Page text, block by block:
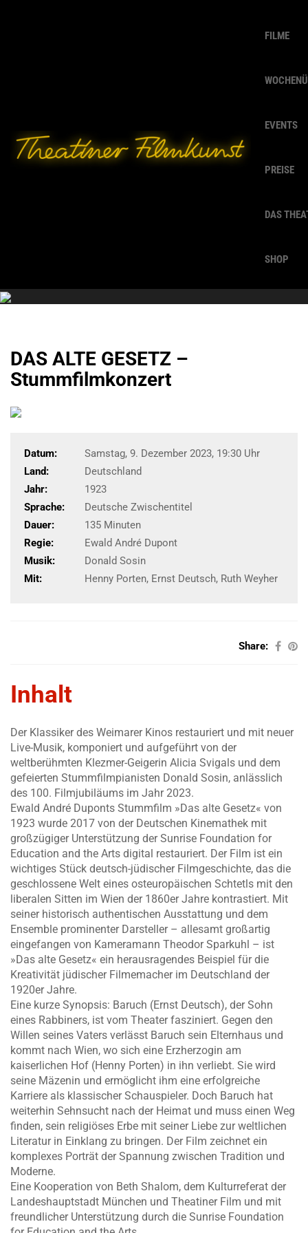
FILME
EVENTS
PREISE
DAS
SHOP
DAS ALTE GESETZ –
Stummfilmkonzert
Datum:
Samstag, 9. Dezember 2023, 19:30 Uhr
Land:
Deutschland
Jahr:
1923
Sprache:
Deutsche Zwischentitel
Dauer:
135 Minuten
Regie:
Ewald André Dupont
Musik:
Donald Sosin
Mit:
Henny Porten, Ernst Deutsch, Ruth Weyher
Share:
Inhalt
Der Klassiker des Weimarer Kinos restauriert und mit neuer
Live-Musik, komponiert und aufgeführt von der
weltberühmten Klezmer-Geigerin Alicia Svigals und dem
gefeierten Stummfilmpianisten Donald Sosin, anlässlich
des 100. Filmjubiläums im Jahr 2023.
Ewald André Duponts Stummfilm »Das alte Gesetz« von
1923 wurde 2017 von der Deutschen Kinemathek mit
großzügiger Unterstützung der Sunrise Foundation for
Education and the Arts digital restauriert. Der Film ist ein
wichtiges Stück deutsch-jüdischer Filmgeschichte, das die
geschlossene Welt eines osteuropäischen Schtetls mit den
liberalen Sitten im Wien der 1860er Jahre kontrastiert. Mit
seiner historisch authentischen Ausstattung und dem
Ensemble prominenter Darsteller – allesamt großartig
eingefangen von Kameramann Theodor Sparkuhl – ist
»Das alte Gesetz« ein herausragendes Beispiel für die
Kreativität jüdischer Filmemacher im Deutschland der
1920er Jahre.
Eine kurze Synopsis: Baruch (Ernst Deutsch), der Sohn
eines Rabbiners, ist vom Theater fasziniert. Gegen den
Willen seines Vaters verlässt Baruch sein Elternhaus und
kommt nach Wien, wo sich eine Erzherzogin am
kaiserlichen Hof (Henny Porten) in ihn verliebt. Sie wird
seine Mäzenin und ermöglicht ihm eine erfolgreiche
Karriere als klassischer Schauspieler. Doch Baruch hat
weiterhin Sehnsucht nach der Heimat und muss einen Weg
finden, sein religiöses Erbe mit seiner Liebe zur weltlichen
Literatur in Einklang zu bringen. Der Film zeichnet ein
komplexes Porträt der Spannung zwischen Tradition und
Moderne.
Eine Kooperation von Beth Shalom, dem Kulturreferat der
Landeshauptstadt München und Theatiner Film und mit
freundlicher Unterstützung durch die Sunrise Foundation